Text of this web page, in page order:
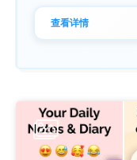
查看详情